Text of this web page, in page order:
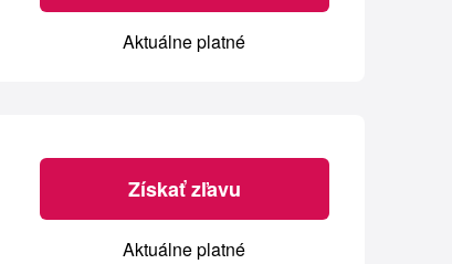
Aktuálne platné
Získať zľavu
Aktuálne platné